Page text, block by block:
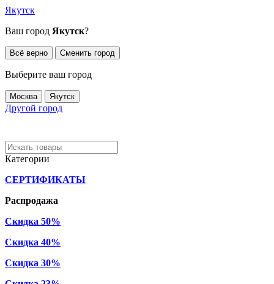
Якутск
Ваш город Якутск?
Всё верно Сменить город
Выберите ваш город
Москва Якутск
Другой город
Категории
СЕРТИФИКАТЫ
Распродажа
Скидка 50%
Скидка 40%
Скидка 30%